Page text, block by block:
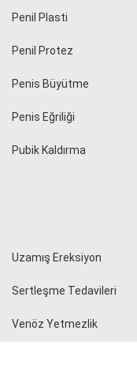
Penil Plasti
Penil Protez
Penis Büyütme
Penis Eğriliği
Pubik Kaldırma
Uzamış Ereksiyon
Sertleşme Tedavileri
Venöz Yetmezlik